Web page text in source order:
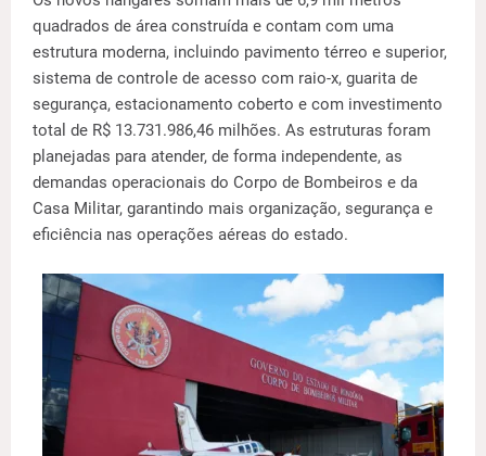
quadrados de área construída e contam com uma
estrutura moderna, incluindo pavimento térreo e superior,
sistema de controle de acesso com raio-x, guarita de
segurança, estacionamento coberto e com investimento
total de R$ 13.731.986,46 milhões. As estruturas foram
planejadas para atender, de forma independente, as
demandas operacionais do Corpo de Bombeiros e da
Casa Militar, garantindo mais organização, segurança e
eficiência nas operações aéreas do estado.